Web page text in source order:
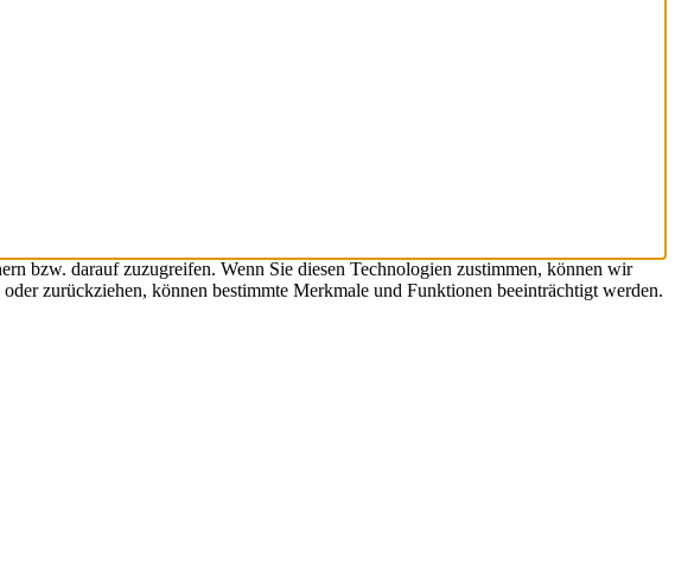
bzw. darauf zuzugreifen. Wenn Sie diesen Technologien zustimmen, können wir
zurückziehen, können bestimmte Merkmale und Funktionen beeinträchtigt werden.